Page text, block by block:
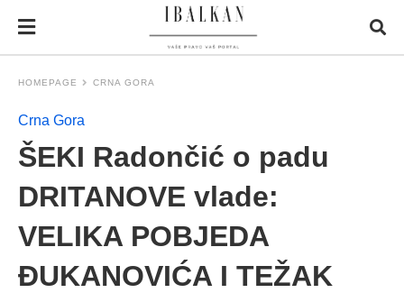
HOMEPAGE CRNA GORA
Crna Gora
ŠEKI Radončić o padu
DRITANOVE vlade:
VELIKA POBJEDA
ĐUKANOVIĆA I TEŽAK